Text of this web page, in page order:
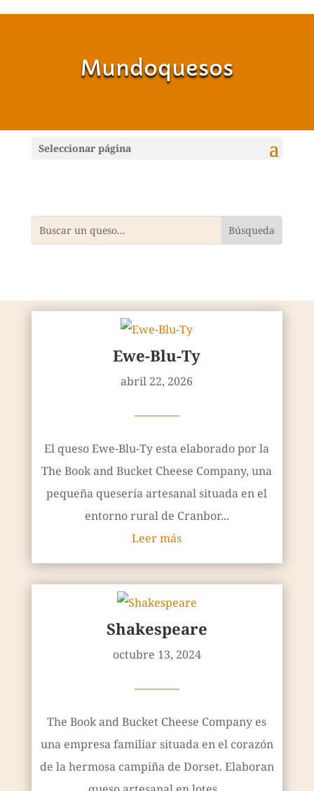
Mundoquesos
Seleccionar página
Ewe-Blu-Ty
abril 22, 2026
————
El queso Ewe-Blu-Ty esta elaborado por la
The Book and Bucket Cheese Company, una
pequeña quesería artesanal situada en el
entorno rural de Cranbor...
Leer más
Shakespeare
octubre 13, 2024
————
The Book and Bucket Cheese Company es
una empresa familiar situada en el corazón
de la hermosa campiña de Dorset. Elaboran